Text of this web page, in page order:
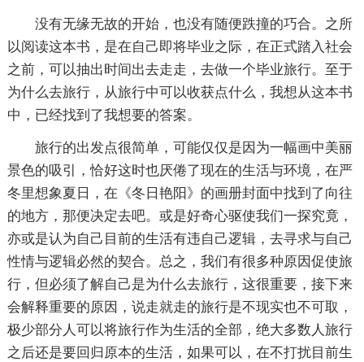
没有无缘无故的开始，也没有随便跌撞的巧合。之所
以阅读这本书，是在自己即将毕业之际，在正式踏入社会
之前，可以抽出时间出去走走，去做一个毕业旅行。至于
为什么去旅行，从旅行中可以收获点什么，我想从这本书
中，已经找到了我想要的答案。
旅行的出发点很简单，可能仅仅是因为一幅画中美丽
景色的吸引，恰好这时也厌倦了现在的生活与环境，在严
冬里想象夏日，在《冬日艳阳》的画册封面中找到了向往
的地方，那便决定去吧。或是好奇心驱使我们一探究竟，
亦或是认为自己目前的生活有违自己逻辑，去寻求与自己
性情与逻辑必然的契合。总之，我们有很多种原因促使旅
行，但必须了解自己是为什么去旅行，这很重要，接下来
会解释重要的原因，说走就走的旅行是不现实也不可取，
极少部分人可以将旅行作为生活的全部，绝大多数人旅行
之后还是要回归原本的生活，如果可以，在不打扰目前生